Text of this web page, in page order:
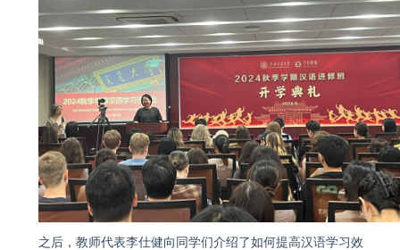
之后，教师代表李仕健向同学们介绍了如何提高汉语学习效